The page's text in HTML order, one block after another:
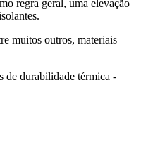
regra geral, uma elevação
muitos outros, materiais
de durabilidade térmica -